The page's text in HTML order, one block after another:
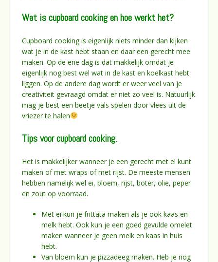
Wat is cupboard cooking en hoe werkt het?
Cupboard cooking is eigenlijk niets minder dan kijken
wat je in de kast hebt staan en daar een gerecht mee
maken. Op de ene dag is dat makkelijk omdat je
eigenlijk nog best wel wat in de kast en koelkast hebt
liggen. Op de andere dag wordt er weer veel van je
creativiteit gevraagd omdat er niet zo veel is. Natuurlijk
mag je best een beetje vals spelen door vlees uit de
vriezer te halen
Tips voor cupboard cooking.
Het is makkelijker wanneer je een gerecht met ei kunt
maken of met wraps of met rijst. De meeste mensen
hebben namelijk wel ei, bloem, rijst, boter, olie, peper
en zout op voorraad.
Met ei kun je frittata maken als je ook kaas en
melk hebt. Ook kun je een goed gevulde omelet
maken wanneer je geen melk en kaas in huis
hebt.
Van bloem kun je pizzadeeg maken. Heb je nog